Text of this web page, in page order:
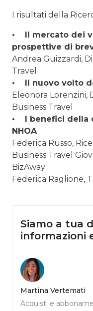
I risultati della
• Il mercato dei
prospettive di
Andrea Guizzardi,
Travel
• Il nuovo volto
Eleonora Lorenzini,
Business Travel
• I benefici della
NHOA
Federica Russo,
Business Travel
BizAway
Federica Raglione,
Siamo a tua
informazioni
Martina Vertemati
Acquisti e